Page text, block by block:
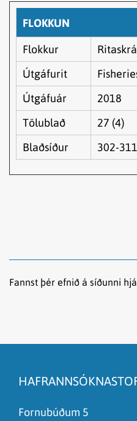
FLOKKUN
Flokkur
Ritaskrá
Útgáfurit
Útgáfuár
2018
Tölublað
27 (4)
Blaðsíður
302-311
Fannst þér efnið á síðunni
Það er of mikið efni á
Ég skil ekki efnið, finnst
Fornubúðum 5